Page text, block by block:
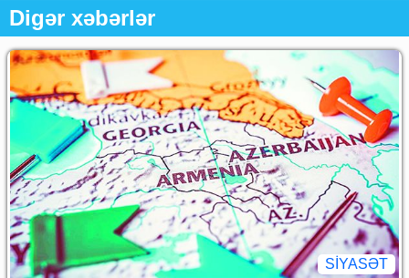
Digər xəbərlər
SİYASƏT